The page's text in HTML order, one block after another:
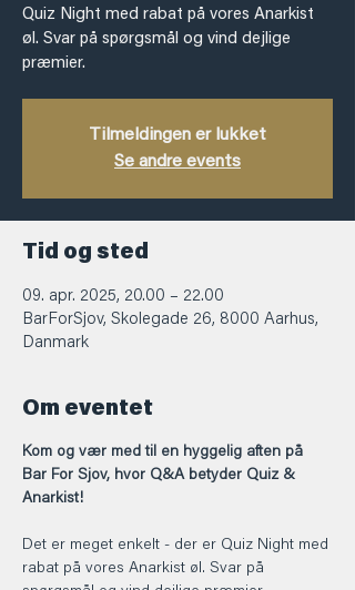
Quiz Night med rabat på vores Anarkist
øl. Svar på spørgsmål og vind dejlige
præmier.
Tilmeldingen er lukket
Se andre events
Tid og sted
09. apr. 2025, 20.00 – 22.00
BarForSjov, Skolegade 26, 8000 Aarhus,
Danmark
Om eventet
Kom og vær med til en hyggelig aften på
Bar For Sjov, hvor Q&A betyder Quiz &
Anarkist!
Det er meget enkelt - der er Quiz Night med
rabat på vores Anarkist øl. Svar på